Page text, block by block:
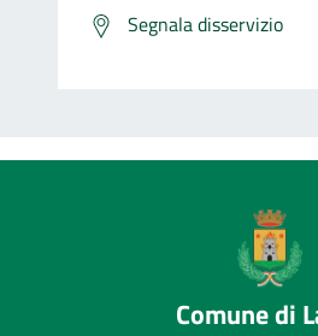
Segnala disservizio
Comune di